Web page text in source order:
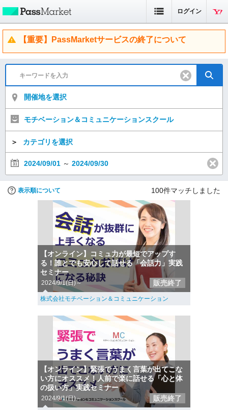
ログイン
【重要】PassMarketサービスの終了について
開催地を選択
モチベーション＆コミュニケーションスクール
＞ カテゴリを選択
2024/09/01 ～ 2024/09/30
表示順について 100件マッチしました
【オンライン】コミュ力が最短でアップす
る！誰とでも安心して話せる「会話力」実践
セミナー
2024/9/1(日)～ 販売終了
株式会社モチベーション＆コミュニケーション
【オンライン】緊張でうまく言葉が出てこな
い方にオススメ！人前で楽に話せる「心と体
の扱い方」実践セミナー
2024/9/1(日)～ 販売終了